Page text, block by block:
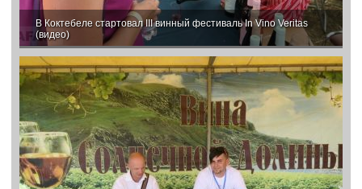
В Коктебеле стартовал III винный фестиваль In Vino Veritas
(видео)